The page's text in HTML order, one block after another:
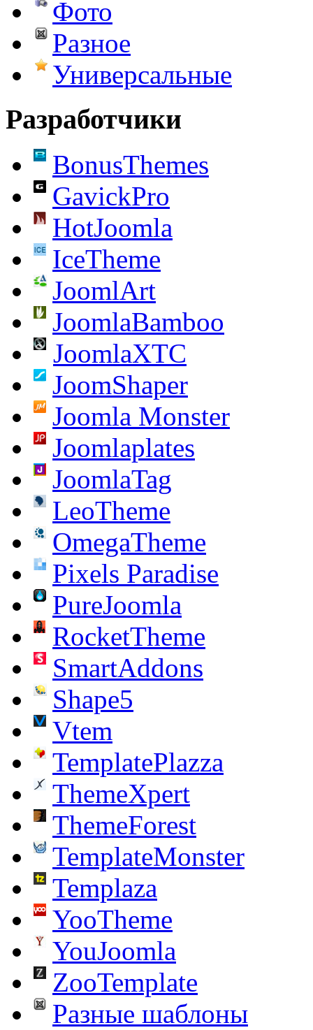
Фото
Разное
Универсальные
Разработчики
BonusThemes
GavickPro
HotJoomla
IceTheme
JoomlArt
JoomlaBamboo
JoomlaXTC
JoomShaper
Joomla Monster
Joomlaplates
JoomlaTag
LeoTheme
OmegaTheme
Pixels Paradise
PureJoomla
RocketTheme
SmartAddons
Shape5
Vtem
TemplatePlazza
ThemeXpert
ThemeForest
TemplateMonster
Templaza
YooTheme
YouJoomla
ZooTemplate
Разные шаблоны